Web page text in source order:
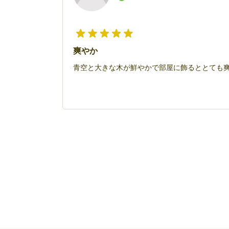
爽やか
青空と大きな木が鮮やかで部屋に飾るととても